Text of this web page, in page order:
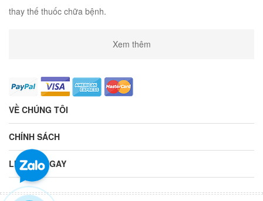
thay thế thuốc chữa bệnh.
Xem thêm
VỀ CHÚNG TÔI
CHÍNH SÁCH
LIÊN HỆ NGAY